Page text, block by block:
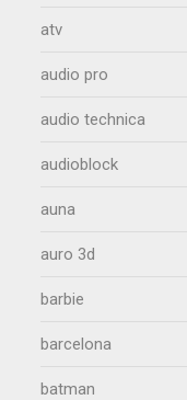
atv
audio pro
audio technica
audioblock
auna
auro 3d
barbie
barcelona
batman